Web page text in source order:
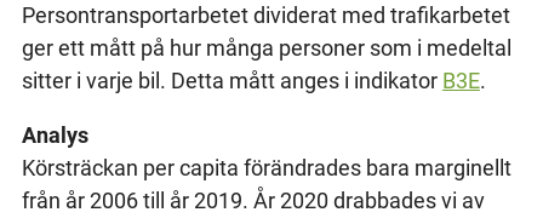
Persontransportarbetet dividerat med trafikarbetet
ger ett mått på hur många personer som i medeltal
sitter i varje bil. Detta mått anges i indikator B3E.
Analys
Körsträckan per capita förändrades bara marginellt
från år 2006 till år 2019. År 2020 drabbades vi av